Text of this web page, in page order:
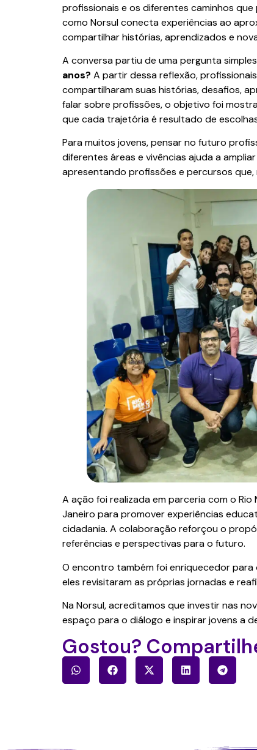
profissionais e os diferentes caminhos
como Norsul conecta experiências ao
compartilhar histórias, aprendizados e
A conversa partiu de uma pergunta
anos? A partir dessa reflexão,
compartilharam suas histórias, desafios,
falar sobre profissões, o objetivo foi
que cada trajetória é resultado de
Para muitos jovens, pensar no futuro
diferentes áreas e vivências ajuda a
apresentando profissões e percursos
A ação foi realizada em parceria com o
Janeiro para promover experiências
cidadania. A colaboração reforçou o
referências e perspectivas para o futuro.
O encontro também foi enriquecedor
eles revisitaram as próprias jornadas e
Na Norsul, acreditamos que investir nas
espaço para o diálogo e inspirar jovens a
Gostou?